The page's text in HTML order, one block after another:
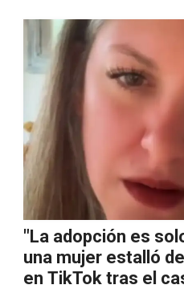
"La adopción es
una mujer estalló
en TikTok tras el